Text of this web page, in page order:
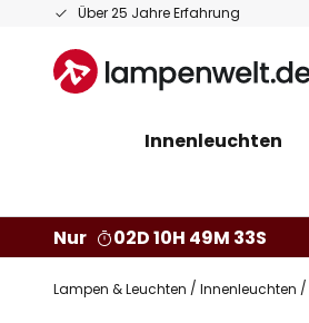
Über 25 Jahre Erfahrung
Zum
springen
Innenleuchten
Nur
02D 10H 49M 32S
Lampen & Leuchten Innenleuchten